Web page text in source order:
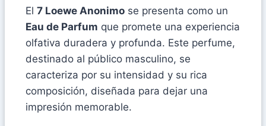
El 7 Loewe Anonimo se presenta como un
Eau de Parfum que promete una experiencia
olfativa duradera y profunda. Este perfume,
destinado al público masculino, se
caracteriza por su intensidad y su rica
composición, diseñada para dejar una
impresión memorable.